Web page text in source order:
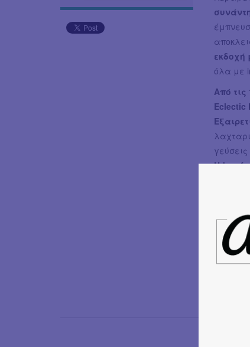
εκδοχή
όλα με
Από τις
Eclectic
γεύσεις
Urban
Ο